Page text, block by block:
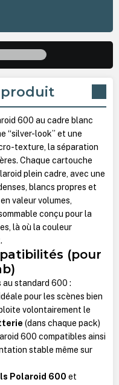
600 au cadre blanc
“silver-look” et une
texture, la séparation
Chaque cartouche
plein cadre, avec une
blancs propres et
valeur volumes,
conçu pour la
là où la couleur
(pour
au standard 600 :
pour les scènes bien
volontairement le
(dans chaque pack)
600 compatibles ainsi
stable même sur
Polaroid 600 et